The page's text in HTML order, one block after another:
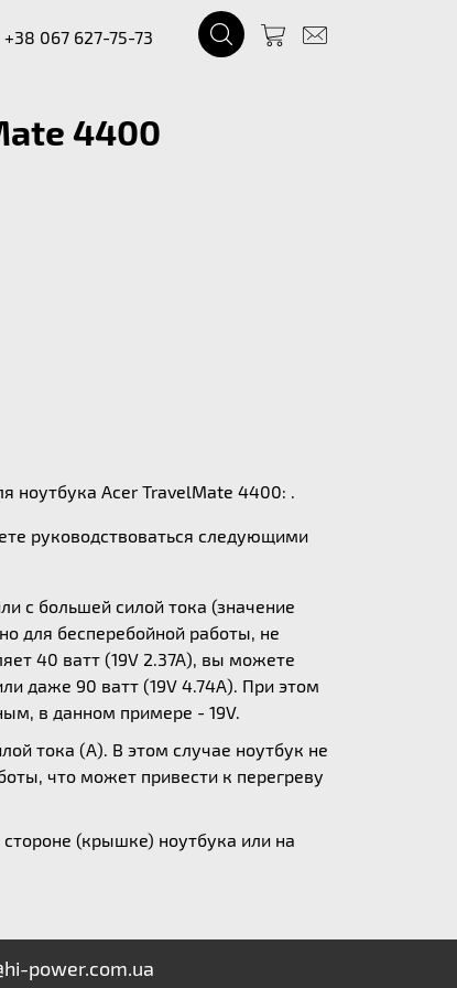
+38 067 627-75-73
4400
ноутбука Acer TravelMate 4400: .
руководствоваться следующими
с большей силой тока (значение
для бесперебойной работы, не
40 ватт (19V 2.37A), вы можете
даже 90 ватт (19V 4.74A). При этом
в данном примере - 19V.
тока (А). В этом случае ноутбук не
что может привести к перегреву
(крышке) ноутбука или на
power.com.ua